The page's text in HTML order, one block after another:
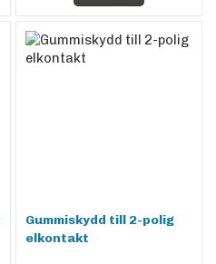
Gummiskydd till 2-polig
elkontakt